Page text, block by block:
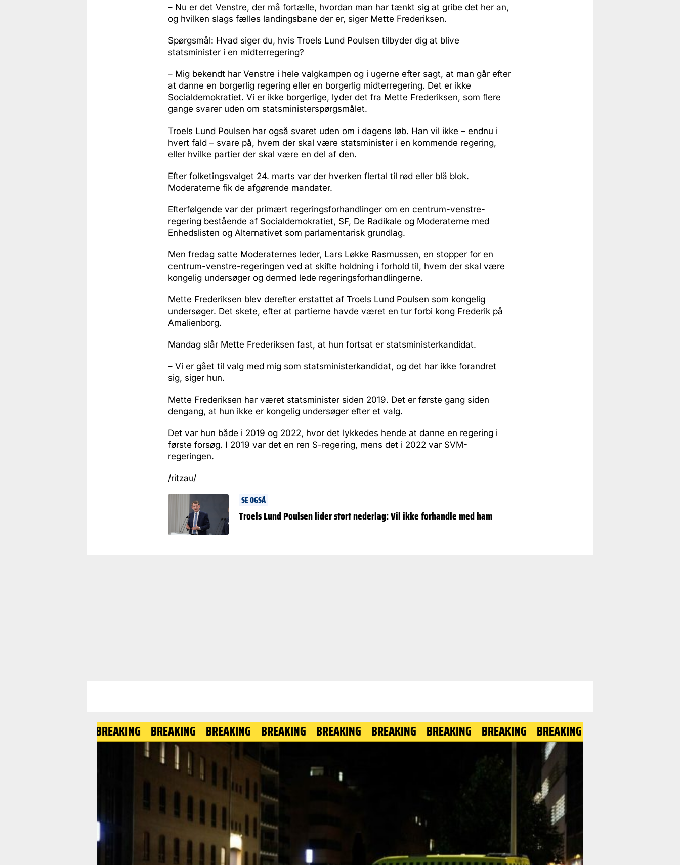
– Nu er det Venstre, der må fortælle, hvordan man har tænkt sig at gribe det her an,
og hvilken slags fælles landingsbane der er, siger Mette Frederiksen.
Spørgsmål: Hvad siger du, hvis Troels Lund Poulsen tilbyder dig at blive
statsminister i en midterregering?
– Mig bekendt har Venstre i hele valgkampen og i ugerne efter sagt, at man går efter
at danne en borgerlig regering eller en borgerlig midterregering. Det er ikke
Socialdemokratiet. Vi er ikke borgerlige, lyder det fra Mette Frederiksen, som flere
gange svarer uden om statsministerspørgsmålet.
Troels Lund Poulsen har også svaret uden om i dagens løb. Han vil ikke – endnu i
hvert fald – svare på, hvem der skal være statsminister i en kommende regering,
eller hvilke partier der skal være en del af den.
Efter folketingsvalget 24. marts var der hverken flertal til rød eller blå blok.
Moderaterne fik de afgørende mandater.
Efterfølgende var der primært regeringsforhandlinger om en centrum-venstre-
regering bestående af Socialdemokratiet, SF, De Radikale og Moderaterne med
Enhedslisten og Alternativet som parlamentarisk grundlag.
Men fredag satte Moderaternes leder, Lars Løkke Rasmussen, en stopper for en
centrum-venstre-regeringen ved at skifte holdning i forhold til, hvem der skal være
kongelig undersøger og dermed lede regeringsforhandlingerne.
Mette Frederiksen blev derefter erstattet af Troels Lund Poulsen som kongelig
undersøger. Det skete, efter at partierne havde været en tur forbi kong Frederik på
Amalienborg.
Mandag slår Mette Frederiksen fast, at hun fortsat er statsministerkandidat.
– Vi er gået til valg med mig som statsministerkandidat, og det har ikke forandret
sig, siger hun.
Mette Frederiksen har været statsminister siden 2019. Det er første gang siden
dengang, at hun ikke er kongelig undersøger efter et valg.
Det var hun både i 2019 og 2022, hvor det lykkedes hende at danne en regering i
første forsøg. I 2019 var det en ren S-regering, mens det i 2022 var SVM-
regeringen.
/ritzau/
SE OGSÅ
Troels Lund Poulsen lider stort nederlag: Vil ikke forhandle med ham
BREAKING BREAKING BREAKING BREAKING BREAKING BREAKING BREAKING BREAKING BREAKING BREAKING